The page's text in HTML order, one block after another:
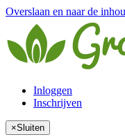
Overslaan en naar de
Inloggen
Inschrijven
×Sluiten